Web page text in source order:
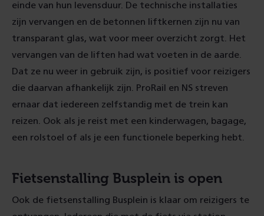
einde van hun levensduur. De technische installaties
zijn vervangen en de betonnen liftkernen zijn nu van
transparant glas, wat voor meer overzicht zorgt. Het
vervangen van de liften had wat voeten in de aarde.
Dat ze nu weer in gebruik zijn, is positief voor reizigers
die daarvan afhankelijk zijn. ProRail en NS streven
ernaar dat iedereen zelfstandig met de trein kan
reizen. Ook als je reist met een kinderwagen, bagage,
een rolstoel of als je een functionele beperking hebt.
Fietsenstalling Busplein is open
Ook de fietsenstalling Busplein is klaar om reizigers te